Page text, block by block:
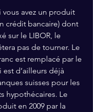
vous avez un produit
crédit bancaire) dont
sur le LIBOR, le
pas de tourner. Le
est remplacé par le
est d’ailleurs déjà
suisses pour les
hypothécaires. Le
en 2009 par la